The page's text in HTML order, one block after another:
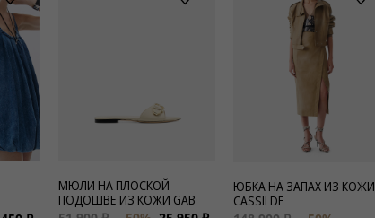
МЮЛИ НА ПЛОСКОЙ
ПОДОШВЕ ИЗ КОЖИ GAB
ЮБКА НА ЗАПАХ ИЗ КОЖИ
CASSILDE